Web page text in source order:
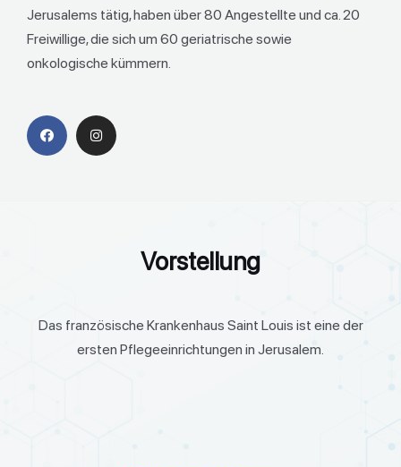
Jerusalems tätig, haben über 80 Angestellte und ca. 20
Freiwillige, die sich um 60 geriatrische sowie
onkologische kümmern.
Vorstellung
Das französische Krankenhaus Saint Louis ist eine der
ersten Pflegeeinrichtungen in Jerusalem.